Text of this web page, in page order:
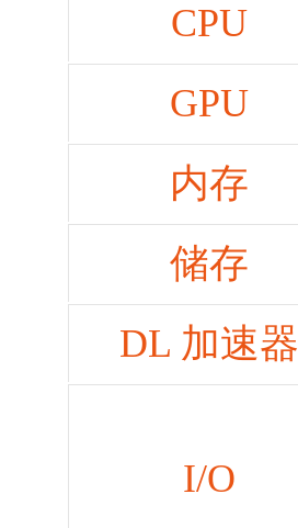
CPU
GPU
内存
储存
DL 加速器
I/O